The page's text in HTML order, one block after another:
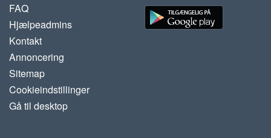
FAQ
Hjælpeadmins
Kontakt
Annoncering
Sitemap
Cookieindstillinger
Gå til desktop